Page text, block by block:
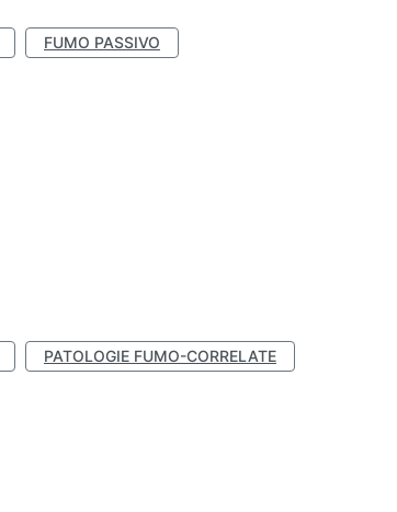
FUMO PASSIVO
PATOLOGIE FUMO-CORRELATE